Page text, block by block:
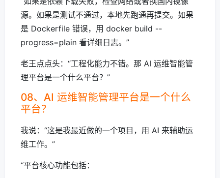
源。如果是测试不通过，本地先跑通再提交。如果
是 Dockerfile 错误，用 docker build --
progress=plain 看详细日志。”
老王点点头：“工程化能力不错。那 AI 运维智能管
理平台是一个什么平台？”
08、AI 运维智能管理平台是一个什么
平台？
我说：“这是我最近做的一个项目，用 AI 来辅助运
维工作。”
“平台核心功能包括：